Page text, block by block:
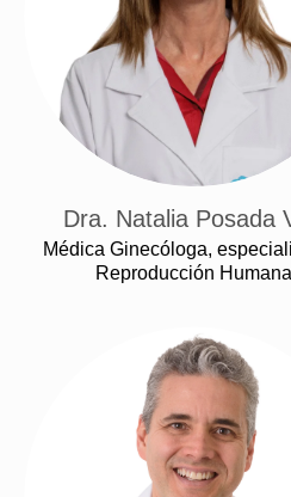
Dra. Natalia Posada
Médica Ginecóloga,
Reproducción Humana